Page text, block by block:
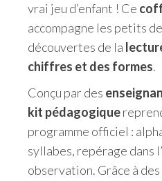
vrai jeu d’enfant ! Ce
accompagne les petits de
découvertes de la
chiffres et des formes.
Conçu par des
kit pédagogique
programme officiel :
syllabes, repérage dans
observation. Grâce à des